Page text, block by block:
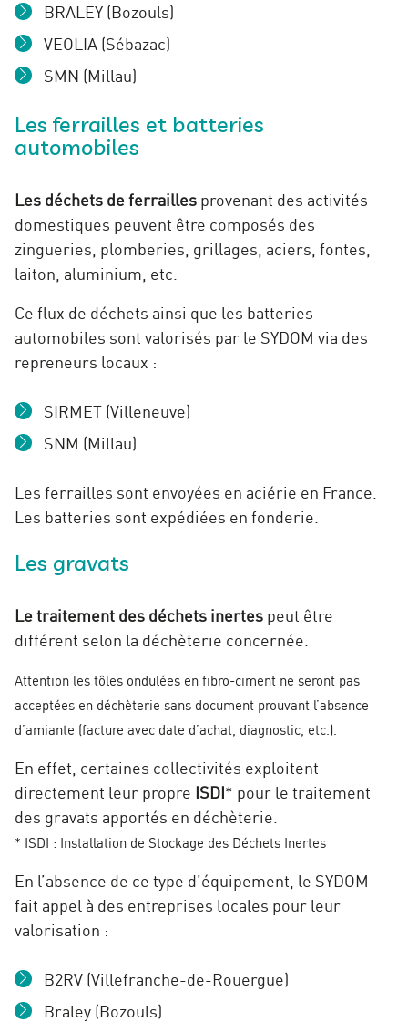
BRALEY (Bozouls)
VEOLIA (Sébazac)
SMN (Millau)
Les ferrailles et batteries
automobiles
Les déchets de ferrailles provenant des activités
domestiques peuvent être composés des
zingueries, plomberies, grillages, aciers, fontes,
laiton, aluminium, etc.
Ce flux de déchets ainsi que les batteries
automobiles sont valorisés par le SYDOM via des
repreneurs locaux :
SIRMET (Villeneuve)
SNM (Millau)
Les ferrailles sont envoyées en aciérie en France.
Les batteries sont expédiées en fonderie.
Les gravats
Le traitement des déchets inertes peut être
différent selon la déchèterie concernée.
Attention les tôles ondulées en fibro-ciment ne seront pas
acceptées en déchèterie sans document prouvant l’absence
d’amiante (facture avec date d’achat, diagnostic, etc.).
En effet, certaines collectivités exploitent
directement leur propre ISDI* pour le traitement
des gravats apportés en déchèterie.
* ISDI : Installation de Stockage des Déchets Inertes
En l’absence de ce type d’équipement, le SYDOM
fait appel à des entreprises locales pour leur
valorisation :
B2RV (Villefranche-de-Rouergue)
Braley (Bozouls)